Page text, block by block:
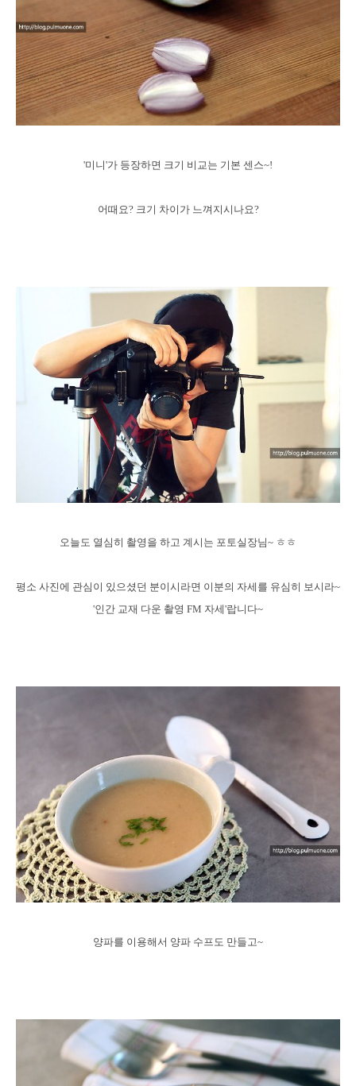
'미니'가 등장하면 크기 비교는 기본 센스~!
어때요? 크기 차이가 느껴지시나요?
오늘도 열심히 촬영을 하고 계시는 포토실장님~ ㅎㅎ
평소 사진에 관심이 있으셨던 분이시라면 이분의 자세를 유심히 보시라~
'인간 교재 다운 촬영 FM 자세'랍니다~
양파를 이용해서 양파 수프도 만들고~